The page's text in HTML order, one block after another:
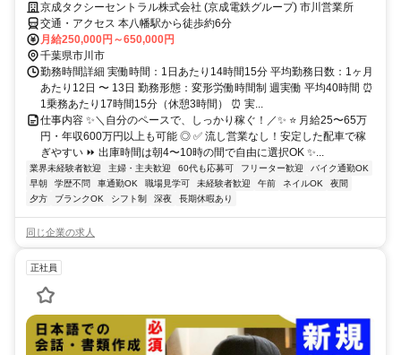
京成タクシーセントラル株式会社 (京成電鉄グループ) 市川営業所
交通・アクセス 本八幡駅から徒歩約6分
月給250,000円～650,000円
千葉県市川市
勤務時間詳細 実働時間：1日あたり14時間15分 平均勤務日数：1ヶ月
あたり12日 〜 13日 勤務形態：変形労働時間制 週実働 平均40時間 ⏰
1乗務あたり17時間15分（休憩3時間） ⏰ 実...
仕事内容 ✨＼自分のペースで、しっかり稼ぐ！／✨ ⭐ 月給25〜65万
円・年収600万円以上も可能 ◎ ✅ 流し営業なし！安定した配車で稼
ぎやすい ⏩ 出庫時間は朝4〜10時の間で自由に選択OK ✨...
業界未経験者歓迎 主婦・主夫歓迎 60代も応募可 フリーター歓迎
バイク通勤OK
早朝
学歴不問 車通勤OK 職場見学可 未経験者歓迎 午前 ネイルOK
夜間
夕方
ブランクOK シフト制 深夜 長期休暇あり
同じ企業の求人
正社員